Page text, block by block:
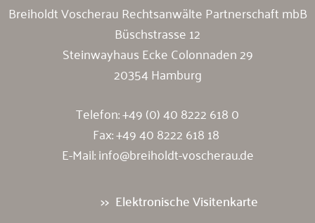
Breiholdt Voscherau Rechtsanwälte Partnerschaft mbB
Büschstrasse 12
Steinwayhaus Ecke Colonnaden 29
20354 Hamburg
Telefon:+49 (0) 40 8222 618 0
Fax: +49 40 8222 618 18
E-Mail:info@breiholdt-voscherau.de
Elektronische Visitenkarte